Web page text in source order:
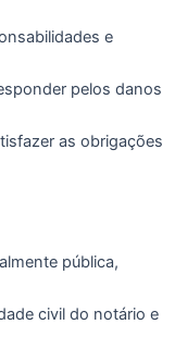
e
pelos danos
as obrigações
pública,
civil do notário e